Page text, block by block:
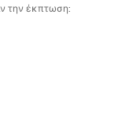
την έκπτωση: